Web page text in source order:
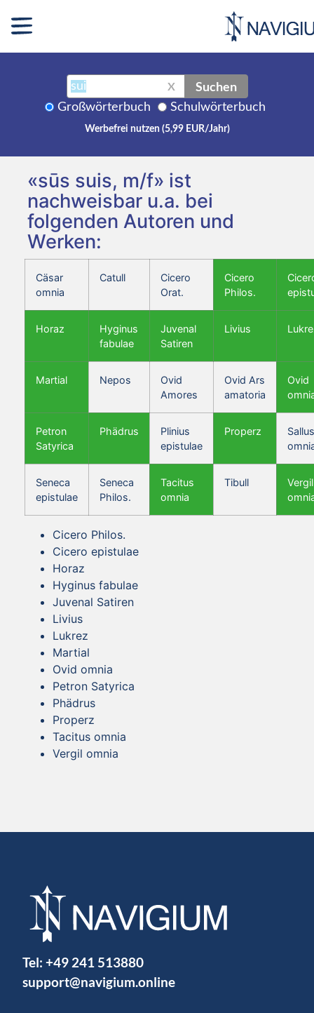
X Suchen
Großwörterbuch Schulwörterbuch
Werbefrei nutzen (5,99 EUR/Jahr)
«sūs suis, m/f» ist
nachweisbar u.a. bei
folgenden Autoren und
Werken:
Cäsar
omnia
Catull
Cicero
Orat.
Cicero
Philos.
Horaz
Hyginus
fabulae
Juvenal
Satiren
Livius
Martial Nepos
Ovid
Amores
Ovid Ars
amatoria
Ovid
Petron
Satyrica
Phädrus
Plinius
epistulae
Properz
Seneca
epistulae
Seneca
Philos.
Tacitus
omnia
Tibull
Vergil
Cicero Philos.
Cicero epistulae
Horaz
Hyginus fabulae
Juvenal Satiren
Livius
Lukrez
Martial
Ovid omnia
Petron Satyrica
Phädrus
Properz
Tacitus omnia
Vergil omnia
Tel: +49 241 513880
support@navigium.online